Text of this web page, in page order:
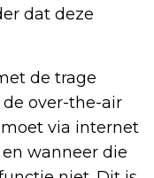
dat deze
de trage
over-the-air
via internet
wanneer die